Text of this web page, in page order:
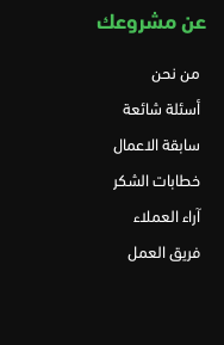
عن مشروعك
من نحن
أسئلة شائعة
سابقة الاعمال
خطابات الشكر
آراء العملاء
فريق العمل